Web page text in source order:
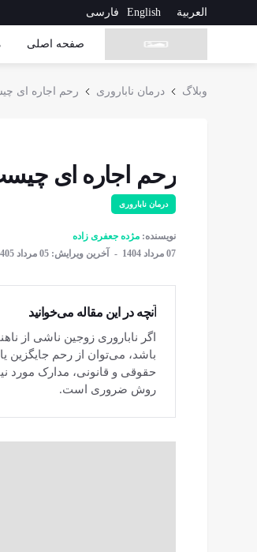
العربية English فارسی
صفحه اصلی
وبلاگ درمان ناباروری رحم اجاره ای
رحم اجاره ای
درمان ناباروری
نویسنده: مژده جعفری زاده
07 مرداد 1404
آخرین ویرایش: 05 مرداد 1405
آنچه در این مقاله می‌خوانید
اگر ناباروری زوجین ناشی از
باشد، می‌توان از رحم جایگزین
حقوقی و قانونی، مدارک مورد
روش ضروری است.